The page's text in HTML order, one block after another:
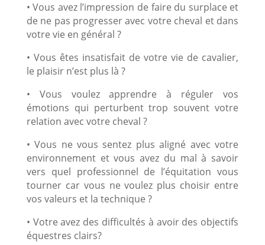
• Vous avez l’impression de faire du surplace et
de ne pas progresser avec votre cheval et dans
votre vie en général ?
• Vous êtes insatisfait de votre vie de cavalier,
le plaisir n’est plus là ?
• Vous voulez apprendre à réguler vos
émotions qui perturbent trop souvent votre
relation avec votre cheval ?
• Vous ne vous sentez plus aligné avec votre
environnement et vous avez du mal à savoir
vers quel professionnel de l’équitation vous
tourner car vous ne voulez plus choisir entre
vos valeurs et la technique ?
• Votre avez des difficultés à avoir des objectifs
équestres clairs?